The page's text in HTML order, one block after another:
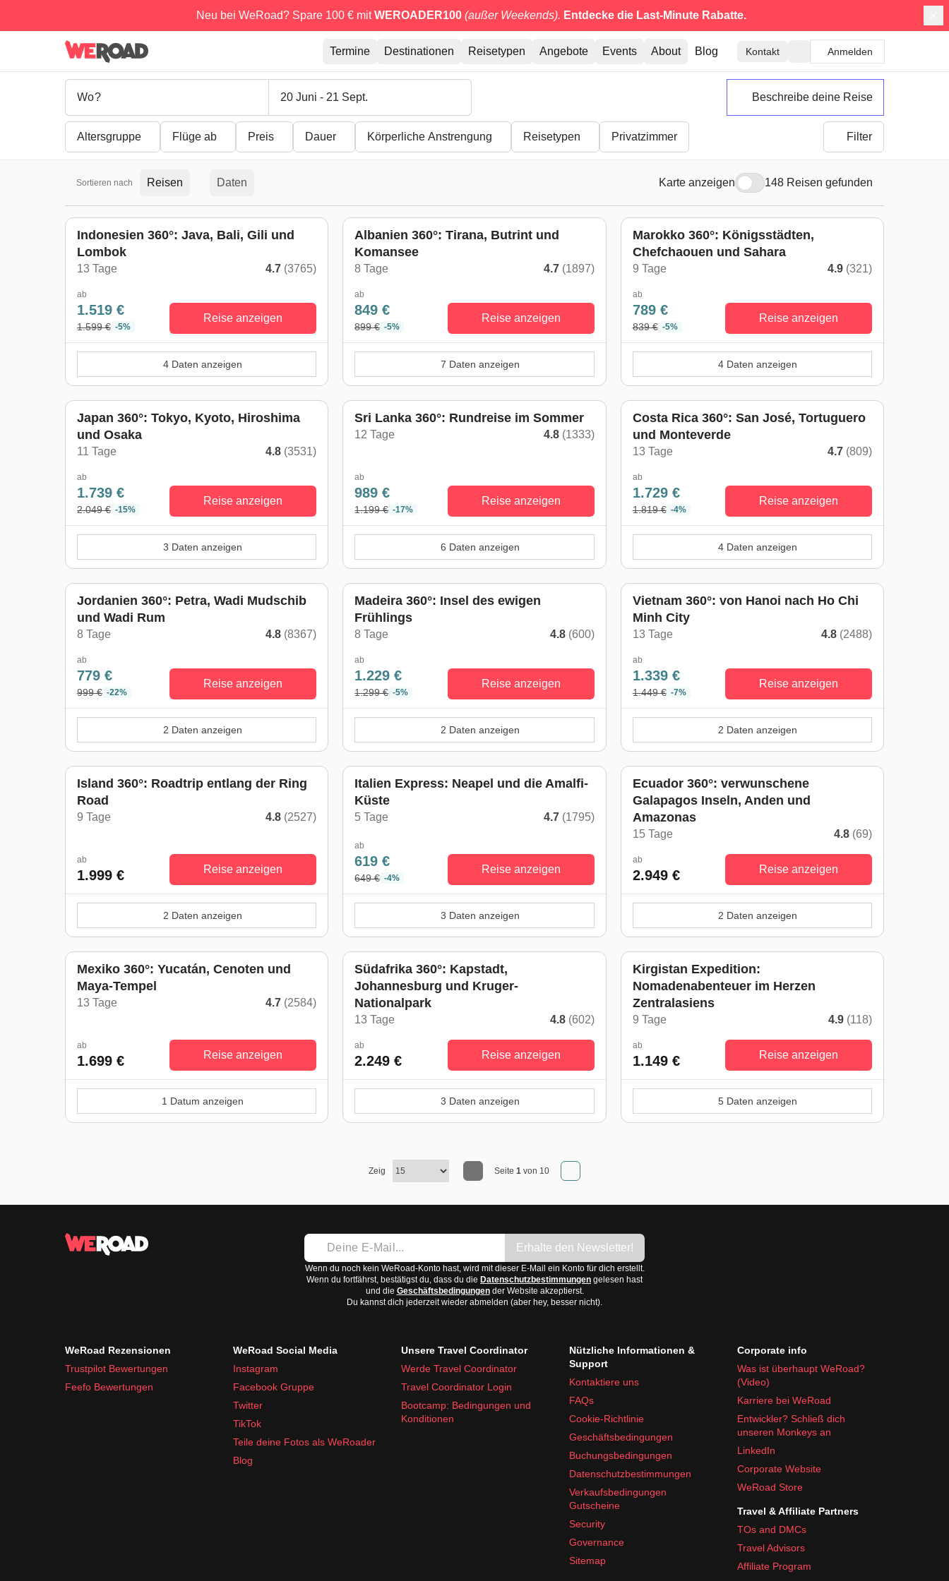
Neu bei WeRoad? Spare 100 € mitWEROADER100 (außer Weekends). Entdecke die Last-Minute Rabatte.
Termine Destinationen Reisetypen Angebote Events About Blog Kontakt Anmelden
20 Juni - 21 Sept. Beschreibe deine Reise
Altersgruppe Flüge ab Preis Dauer Körperliche Anstrengung Reisetypen Privatzimmer Filter
Sortieren nach Reisen Daten 148 Reisen gefunden
Karte anzeigen
Indonesien 360°: Java, Bali, Gili und
Lombok
13 Tage 4.7 (3765)
ab
1.519 €
1.599 € -5%
Reise anzeigen
4 Daten anzeigen
Albanien 360°: Tirana, Butrint und
Komansee
8 Tage 4.7 (1897)
ab
849 €
899 € -5%
Reise anzeigen
7 Daten anzeigen
Marokko 360°: Königsstädten,
Chefchaouen und Sahara
9 Tage 4.9 (321)
ab
789 €
839 € -5%
Reise anzeigen
4 Daten anzeigen
Japan 360°: Tokyo, Kyoto, Hiroshima
und Osaka
11 Tage 4.8 (3531)
ab
1.739 €
2.049 € -15%
Reise anzeigen
3 Daten anzeigen
Sri Lanka 360°: Rundreise im Sommer
12 Tage 4.8 (1333)
ab
989 €
1.199 € -17%
Reise anzeigen
6 Daten anzeigen
Costa Rica 360°: San José, Tortuguero
und Monteverde
13 Tage 4.7 (809)
ab
1.729 €
1.819 € -4%
Reise anzeigen
4 Daten anzeigen
Jordanien 360°: Petra, Wadi Mudschib
und Wadi Rum
8 Tage 4.8 (8367)
ab
779 €
999 € -22%
Reise anzeigen
2 Daten anzeigen
Madeira 360°: Insel des ewigen
Frühlings
8 Tage 4.8 (600)
ab
1.229 €
1.299 € -5%
Reise anzeigen
2 Daten anzeigen
Vietnam 360°: von Hanoi nach Ho Chi
Minh City
13 Tage 4.8 (2488)
ab
1.339 €
1.449 € -7%
Reise anzeigen
2 Daten anzeigen
Island 360°: Roadtrip entlang der Ring
Road
9 Tage 4.8 (2527)
ab
1.999 € Reise anzeigen
2 Daten anzeigen
Italien Express: Neapel und die Amalfi-
Küste
5 Tage 4.7 (1795)
ab
619 €
649 € -4%
Reise anzeigen
3 Daten anzeigen
Ecuador 360°: verwunschene
Galapagos Inseln, Anden und
Amazonas
15 Tage 4.8 (69)
ab
2.949 € Reise anzeigen
2 Daten anzeigen
Mexiko 360°: Yucatán, Cenoten und
Maya-Tempel
13 Tage 4.7 (2584)
ab
1.699 € Reise anzeigen
1 Datum anzeigen
Südafrika 360°: Kapstadt,
Johannesburg und Kruger-
Nationalpark
13 Tage 4.8 (602)
ab
2.249 € Reise anzeigen
3 Daten anzeigen
Kirgistan Expedition:
Nomadenabenteuer im Herzen
Zentralasiens
9 Tage 4.9 (118)
ab
1.149 € Reise anzeigen
5 Daten anzeigen
Zeig Seite 1 von 10
Erhalte den Newsletter!
Wenn du noch kein WeRoad-Konto hast, wird mit dieser E-Mail ein Konto für dich erstellt.
Wenn du fortfährst, bestätigst du, dass du die Datenschutzbestimmungen gelesen hast
und die Geschäftsbedingungender Website akzeptierst.
Du kannst dich jederzeit wieder abmelden (aber hey, besser nicht).
WeRoad Rezensionen
Trustpilot Bewertungen
Feefo Bewertungen
WeRoad Social Media
Instagram
Facebook Gruppe
Twitter
TikTok
Teile deine Fotos als WeRoader
Blog
Unsere Travel Coordinator
Werde Travel Coordinator
Travel Coordinator Login
Bootcamp: Bedingungen und
Konditionen
Nützliche Informationen &
Support
Kontaktiere uns
FAQs
Cookie-Richtlinie
Geschäftsbedingungen
Buchungsbedingungen
Datenschutzbestimmungen
Verkaufsbedingungen
Gutscheine
Security
Governance
Sitemap
Corporate info
Was ist überhaupt WeRoad?
(Video)
Karriere bei WeRoad
Entwickler? Schließ dich
unseren Monkeys an
LinkedIn
Corporate Website
WeRoad Store
Travel & Affiliate Partners
TOs and DMCs
Travel Advisors
Affiliate Program